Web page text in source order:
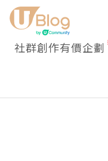
社群創作有價企劃